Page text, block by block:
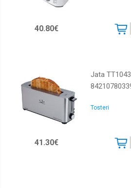
40.80€
Jata
Tosteri
41.30€